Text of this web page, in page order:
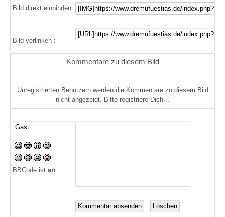
Bild direkt einbinden
:
Bild verlinken :
Kommentare zu diesem Bild
Unregistrierten Benutzern werden die Kommentare zu diesem Bild
nicht angezeigt. Bitte registriere Dich...
BBCode ist an